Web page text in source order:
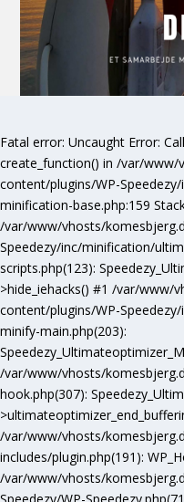
Fatal error: Uncaught Error:
create_function() in /var/
content/plugins/WP-
minification-base.php:159
/var/www/vhosts/
Speedezy/inc/minification/
scripts.php(123):
>hide_iehacks() #1 /var/www/
content/plugins/WP-
minify-main.php(203):
/var/www/vhosts/
hook.php(307):
/var/www/vhosts/
includes/plugin.php(191):
/var/www/vhosts/